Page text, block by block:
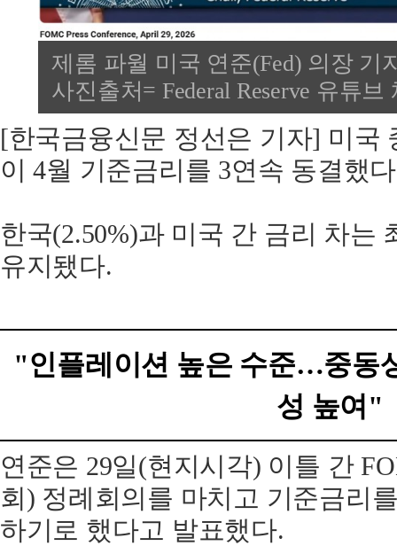
제롬 파월 미국 연준(Fed) 의장 기
사진출처= Federal Reserve 유튜
[한국금융신문 정선은 기자] 미국
이 4월 기준금리를 3연속 동결했
한국(2.50%)과 미국 간 금리 차는
유지됐다.
"인플레이션 높은 수준…중동
성 높여"
연준은 29일(현지시각) 이틀 간
회) 정례회의를 마치고 기준금리
하기로 했다고 발표했다.